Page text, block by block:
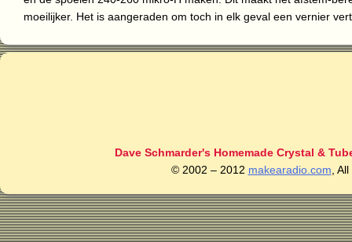
moeilijker. Het is aangeraden om toch in elk geval een vernier
Dave Schmarder's Homemade Crystal &
© 2002 – 2012 makearadio.com ,